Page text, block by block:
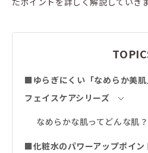
■ゆらぎにくい「なめらか美
フェイスケアシリーズ
なめらかな肌ってどんな肌？
■化粧水のパワーアップポイン